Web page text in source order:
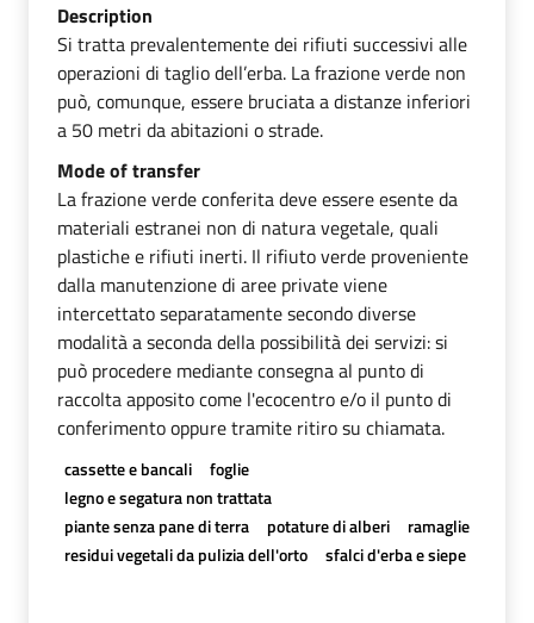
Description
Si tratta prevalentemente dei rifiuti successivi alle
operazioni di taglio dell’erba. La frazione verde non
può, comunque, essere bruciata a distanze inferiori
a 50 metri da abitazioni o strade.
Mode of transfer
La frazione verde conferita deve essere esente da
materiali estranei non di natura vegetale, quali
plastiche e rifiuti inerti. Il rifiuto verde proveniente
dalla manutenzione di aree private viene
intercettato separatamente secondo diverse
modalità a seconda della possibilità dei servizi: si
può procedere mediante consegna al punto di
raccolta apposito come l'ecocentro e/o il punto di
conferimento oppure tramite ritiro su chiamata.
cassette e bancali
foglie
legno e segatura non trattata
piante senza pane di terra
potature di alberi
ramaglie
residui vegetali da pulizia dell'orto
sfalci d'erba e siepe